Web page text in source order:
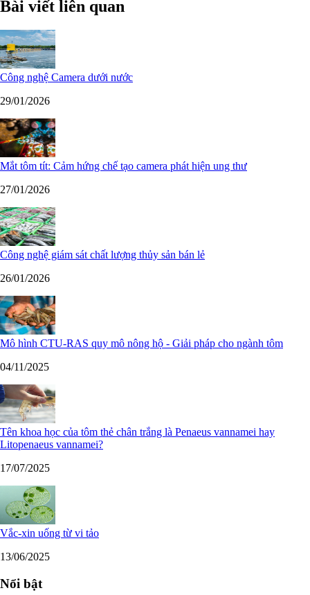
Bài viết liên quan
Công nghệ Camera dưới nước
29/01/2026
Mắt tôm tít: Cảm hứng chế tạo camera phát hiện ung thư
27/01/2026
Công nghệ giám sát chất lượng thủy sản bán lẻ
26/01/2026
Mô hình CTU-RAS quy mô nông hộ - Giải pháp cho ngành tôm
04/11/2025
Tên khoa học của tôm thẻ chân trắng là Penaeus vannamei hay
Litopenaeus vannamei?
17/07/2025
Vắc-xin uống từ vi tảo
13/06/2025
Nổi bật